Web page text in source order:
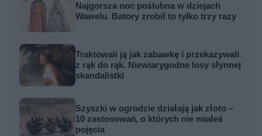
Najgorsza noc poślubna w dziejach
Wawelu. Batory zrobił to tylko trzy razy
Traktowali ją jak zabawkę i przekazywali
z rąk do rąk. Niewiarygodne losy słynnej
skandalistki
Szyszki w ogrodzie działają jak złoto –
10 zastosowań, o których nie miałeś
pojęcia